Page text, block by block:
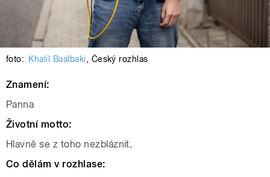
foto: Khalil Baalbaki, Český rozhlas
Znamení:
Panna
Životní motto:
Hlavně se z toho nezbláznit.
Co dělám v rozhlase: